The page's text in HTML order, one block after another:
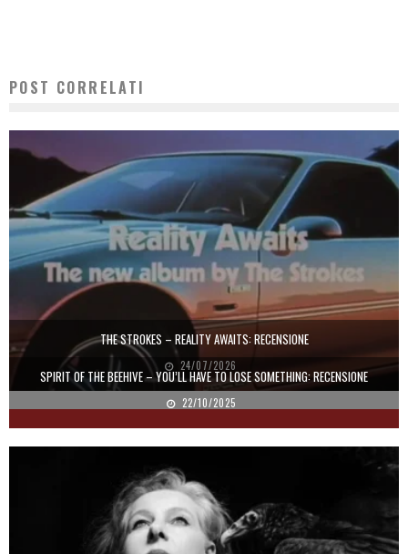
POST CORRELATI
THE STROKES – REALITY AWAITS: RECENSIONE
24/07/2026
SPIRIT OF THE BEEHIVE – YOU’LL HAVE TO LOSE SOMETHING: RECENSIONE
22/10/2025